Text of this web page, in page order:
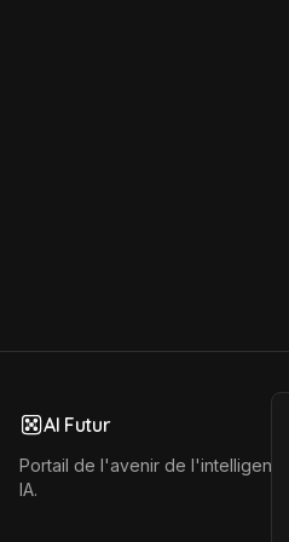
AI Futur
Portail de l'avenir de
IA.